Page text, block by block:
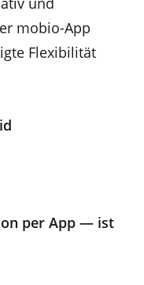
mobio-App
Flexibilität
per App — ist